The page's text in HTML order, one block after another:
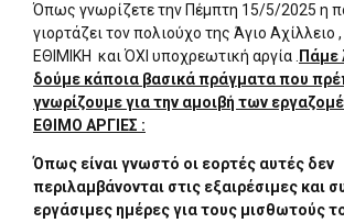
Όπως γνωρίζετε την Πέμπτη 15/5/2025 η
γιορτάζει τον πολιούχο της Άγιο Αχίλλειο
ΕΘΙΜΙΚΗ και ΌΧΙ υποχρεωτική αργία . Πάμε
δούμε κάποια βασικά πράγματα που
γνωρίζουμε για την αμοιβή των
ΕΘΙΜΟ ΑΡΓΙΕΣ :
Όπως είναι γνωστό οι εορτές αυτές δεν
περιλαμβάνονται στις εξαιρέσιμες και
εργάσιμες ημέρες για τους μισθωτούς